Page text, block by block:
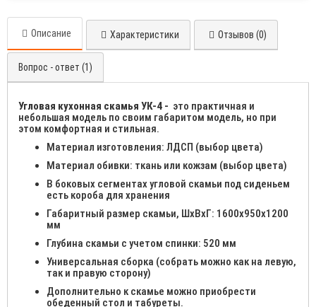
Описание Характеристики Отзывов (0)
Вопрос - ответ (1)
Угловая кухонная скамья УК-4 - это практичная и
небольшая модель по своим габаритом модель, но при
этом комфортная и стильная.
Материал изготовления: ЛДСП (выбор цвета)
Материал обивки: ткань или кожзам (выбор цвета)
В боковых сегментах угловой скамьи под сиденьем
есть короба для хранения
Габаритный размер скамьи, ШхВхГ: 1600х950х1200
мм
Глубина скамьи с учетом спинки: 520 мм
Универсальная сборка (собрать можно как на левую,
так и правую сторону)
Дополнительно к скамье можно приобрести
обеденный стол и табуреты.